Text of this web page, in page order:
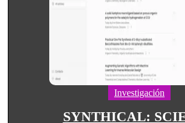
Investigación
SYNTHICAL: